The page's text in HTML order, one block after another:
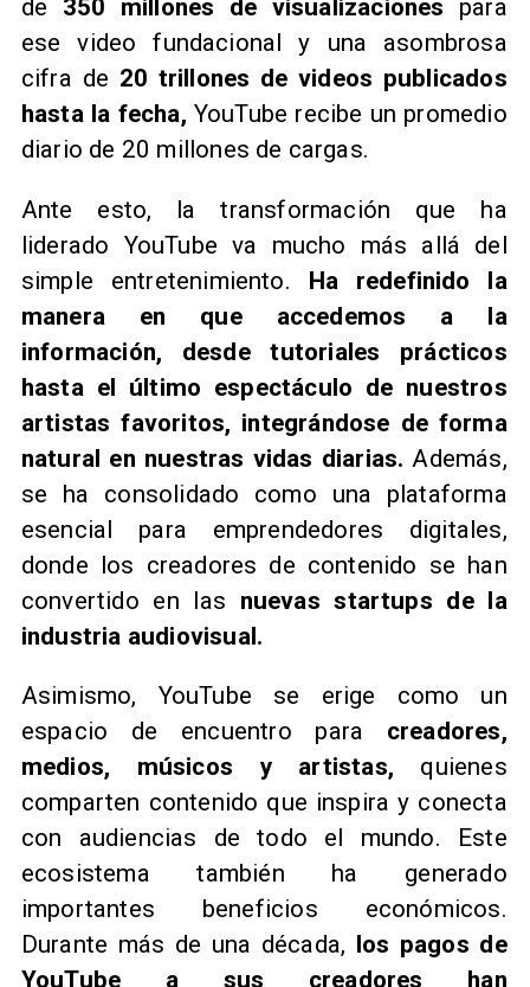
de 350 millones de visualizaciones para
ese video fundacional y una asombrosa
cifra de 20 trillones de videos publicados
hasta la fecha, YouTube recibe un promedio
diario de 20 millones de cargas.
Ante esto, la transformación que ha
liderado YouTube va mucho más allá del
simple entretenimiento. Ha redefinido la
manera en que accedemos a la
información, desde tutoriales prácticos
hasta el último espectáculo de nuestros
artistas favoritos, integrándose de forma
natural en nuestras vidas diarias. Además,
se ha consolidado como una plataforma
esencial para emprendedores digitales,
donde los creadores de contenido se han
convertido en las nuevas startups de la
industria audiovisual.
Asimismo, YouTube se erige como un
espacio de encuentro para creadores,
medios, músicos y artistas, quienes
comparten contenido que inspira y conecta
con audiencias de todo el mundo. Este
ecosistema también ha generado
importantes beneficios económicos.
Durante más de una década,
los pagos de
YouTube a sus creadores han